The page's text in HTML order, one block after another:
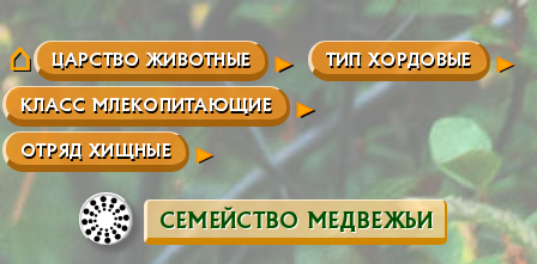
ЦАРСТВО ЖИВОТНЫЕ ТИП ХОРДОВЫЕ
КЛАСС МЛЕКОПИТАЮЩИЕ
ОТРЯД ХИЩНЫЕ
СЕМЕЙСТВО МЕДВЕЖЬИ